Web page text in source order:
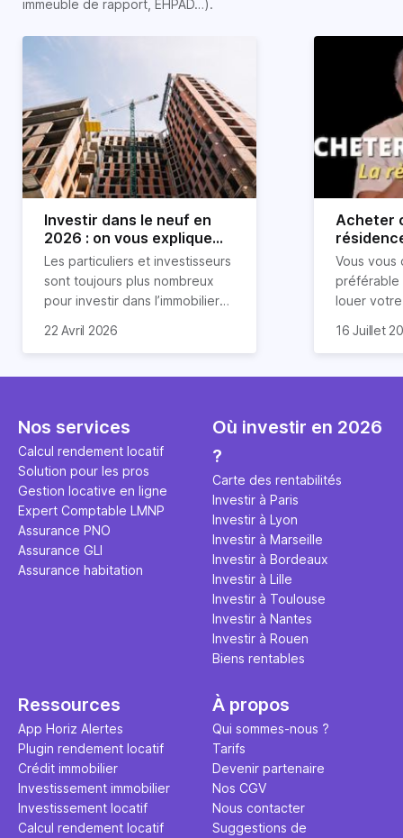
immeuble de rapport, EHPAD…).
Investir dans le neuf en
2026 : on vous explique
tout !
Les particuliers et investisseurs
sont toujours plus nombreux
pour investir dans l’immobilier
nombreux avantages à choisir
expliquons tout dans cet
22 Avril 2026
Acheter
règle
révélée
Vous vous
préférable
louer
expert en
règle
ce secret
l'argent
principale
études et
16 Juillet
Nos services
Calcul rendement locatif
Solution pour les pros
Gestion locative en ligne
Expert Comptable LMNP
Assurance PNO
Assurance GLI
Assurance habitation
Où investir en 2026
?
Carte des rentabilités
Investir à Paris
Investir à Lyon
Investir à Marseille
Investir à Bordeaux
Investir à Lille
Investir à Toulouse
Investir à Nantes
Investir à Rouen
Biens rentables
Ressources
App Horiz Alertes
Plugin rendement locatif
Crédit immobilier
Investissement immobilier
Investissement locatif
Calcul rendement locatif
À propos
Qui sommes-nous ?
Tarifs
Devenir partenaire
Nos CGV
Nous contacter
Suggestions de